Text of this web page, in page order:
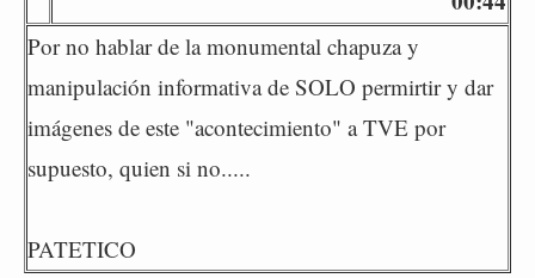
Por no hablar de la monumental chapuza y
manipulación informativa de SOLO permirtir y dar
imágenes de este "acontecimiento" a TVE por
supuesto, quien si no.....
PATETICO